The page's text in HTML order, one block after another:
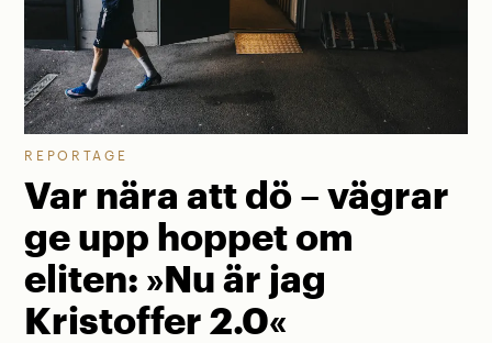
REPORTAGE
Var nära att dö – vägrar
ge upp hoppet om
eliten: »Nu är jag
Kristoffer 2.0«